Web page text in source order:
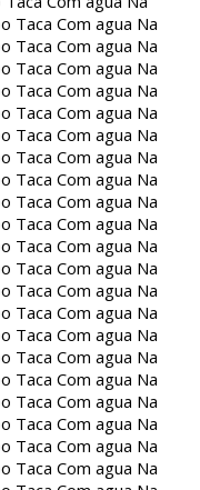
Taca Com agua Na
Taca Com agua Na
Taca Com agua Na
Taca Com agua Na
Taca Com agua Na
Taca Com agua Na
Taca Com agua Na
Taca Com agua Na
Taca Com agua Na
Taca Com agua Na
Taca Com agua Na
Taca Com agua Na
Taca Com agua Na
Taca Com agua Na
Taca Com agua Na
Taca Com agua Na
Taca Com agua Na
Taca Com agua Na
Taca Com agua Na
Taca Com agua Na
Taca Com agua Na